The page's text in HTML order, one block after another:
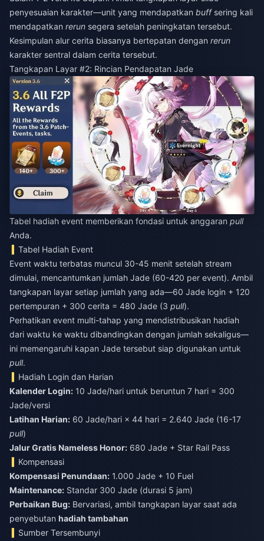
penyesuaian karakter—unit yang mendapatkan buffsering kali
mendapatkan rerun segera setelah peningkatan tersebut.
Kesimpulan alur cerita biasanya bertepatan dengan rerun
karakter sentral dalam cerita tersebut.
Tangkapan Layar #2: Rincian Pendapatan Jade
Tabel hadiah event memberikan fondasi untuk anggaran pull
Anda.
Tabel Hadiah Event
Event waktu terbatas muncul 30-45 menit setelah stream
dimulai, mencantumkan jumlah Jade (60-420 per event). Ambil
tangkapan layar setiap jumlah yang ada—60 Jade login + 120
pertempuran + 300 cerita = 480 Jade (3 pull).
Perhatikan event multi-tahap yang mendistribusikan hadiah
dari waktu ke waktu dibandingkan dengan jumlah sekaligus—
ini memengaruhi kapan Jade tersebut siap digunakan untuk
pull.
Hadiah Login dan Harian
Kalender Login: 10 Jade/hari untuk beruntun 7 hari = 300
Jade/versi
Latihan Harian: 60 Jade/hari × 44 hari = 2.640 Jade (16-17
pull)
Jalur Gratis Nameless Honor: 680 Jade + Star Rail Pass
Kompensasi
Kompensasi Penundaan: 1.000 Jade + 10 Fuel
Maintenance: Standar 300 Jade (durasi 5 jam)
Perbaikan Bug: Bervariasi, ambil tangkapan layar saat ada
penyebutan hadiah tambahan
Sumber Tersembunyi